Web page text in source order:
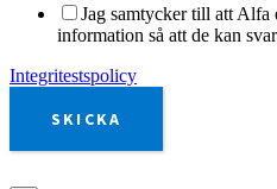
Jag samtycker till att
information så att de kan
Integritestspolicy
SKICKA